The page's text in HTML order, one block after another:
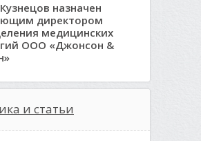
назначен
директором
медицинских
ООО «Джонсон &
и статьи